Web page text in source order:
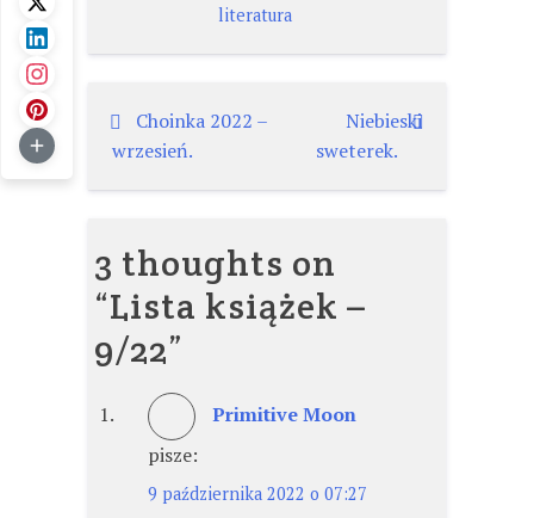
literatura
Nawigacja
wpisu
Choinka 2022 –
wrzesień.
Niebieski
sweterek.
3 thoughts on
“Lista książek –
9/22”
Primitive Moon
pisze:
9 października 2022 o 07:27